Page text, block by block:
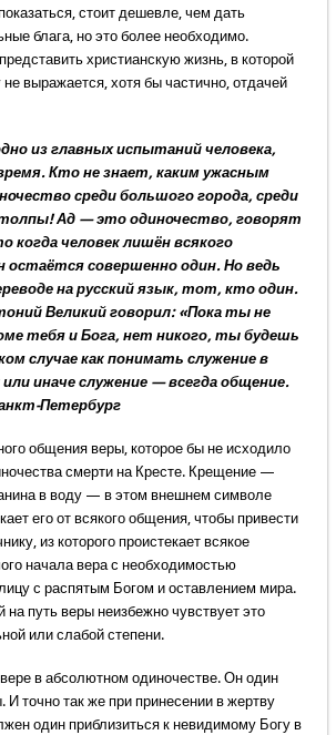
стоит дешевле, чем дать
блага, но это более необходимо.
христианскую жизнь, в которой
выражается, хотя бы частично, отдачей
из главных испытаний человека,
Кто не знает, каким ужасным
среди большого города, среди
Ад — это одиночество, говорят
человек лишён всякого
остаётся совершенно один. Но ведь
на русский язык, тот, кто один.
Великий говорил: «Пока ты не
тебя и Бога, нет никого, ты будешь
случае как понимать служение в
иначе служение — всегда общение.
Петербург
общения веры, которое бы не исходило
смерти на Кресте. Крещение —
в воду — в этом внешнем символе
его от всякого общения, чтобы привести
из которого проистекает всякое
начала вера с необходимостью
с распятым Богом и оставлением мира.
путь веры неизбежно чувствует это
или слабой степени.
в абсолютном одиночестве. Он один
точно так же при принесении в жертву
один приблизиться к невидимому Богу в